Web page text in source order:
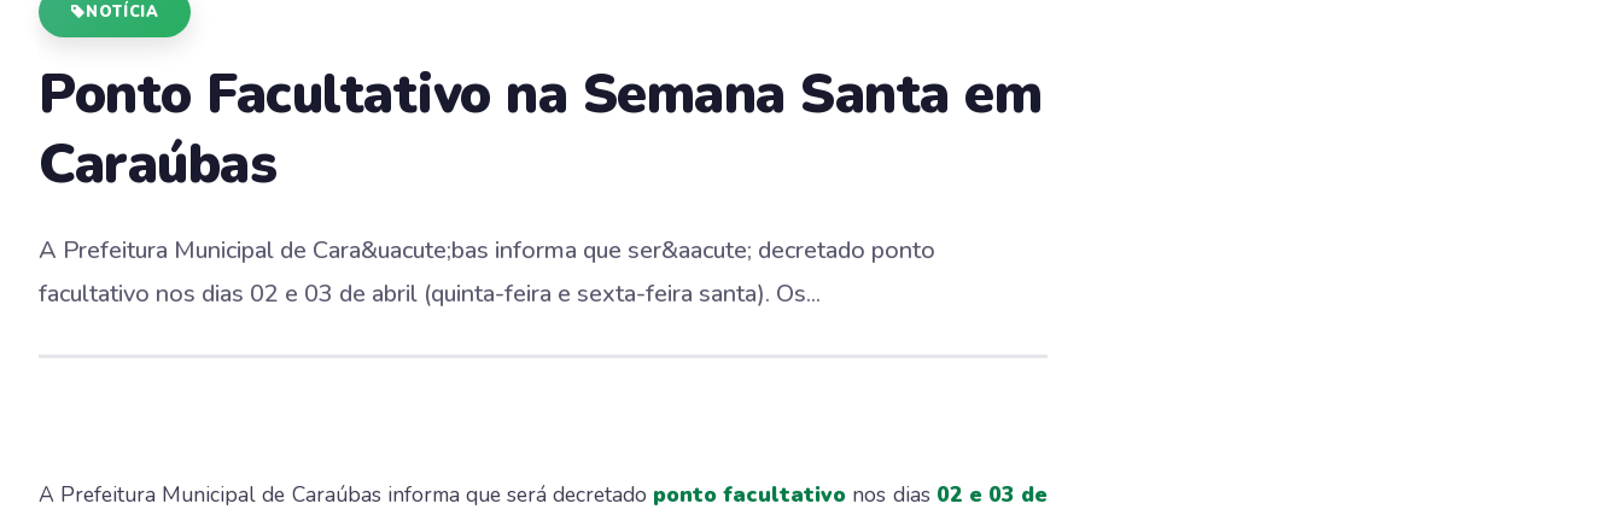
NOTÍCIA
Ponto Facultativo na Semana Santa em
Caraúbas
A Prefeitura Municipal de Cara&uacute;bas informa que ser&aacute; decretado ponto
facultativo nos dias 02 e 03 de abril (quinta-feira e sexta-feira santa). Os...
A Prefeitura Municipal de Caraúbas informa que será decretado ponto facultativo nos dias 02 e 03 de